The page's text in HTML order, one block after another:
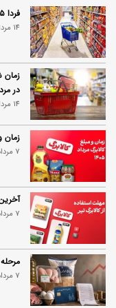
فردا ۱۵ مرداد کالابرگ این افراد واریز می‌شود
14 مرداد 1405
زمان
در
14 مرداد 1405
زمان
7 مرداد 1405
آخرین
7 مرداد 1405
7 مرداد 1405